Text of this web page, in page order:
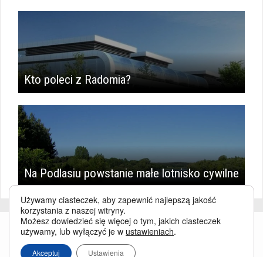
Kto poleci z Radomia?
Na Podlasiu powstanie małe lotnisko cywilne
Używamy ciasteczek, aby zapewnić najlepszą jakość
korzystania z naszej witryny.
Możesz dowiedzieć się więcej o tym, jakich ciasteczek
używamy, lub wyłączyć je w ustawieniach.
Akceptuj Ustawienia